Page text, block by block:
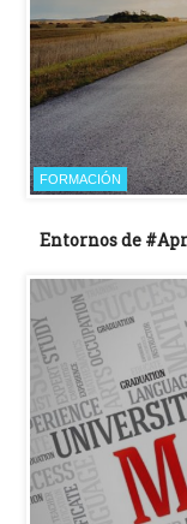
FORMACIÓN
Entornos de